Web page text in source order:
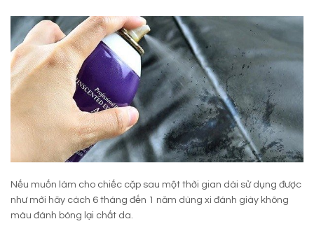
Nếu muốn làm cho chiếc cặp sau một thời gian dài sử dụng được
như mới hãy cách 6 tháng đến 1 năm dùng xi đánh giày không
màu đánh bóng lại chất da.